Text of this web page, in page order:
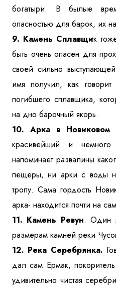
богатыри. В былые
опасностью для барок, их
9. Камень Сплавщик
быть очень опасен для
своей сильно
имя получил, как
погибшего сплавщика,
на дно барочный якорь.
10. Арка в Новиковом
красивейший и
напоминает развалины
пещеры, ни арки с воды
тропу. Сама гордость
арка- находится почти на
11. Камень Ревун. Один
размерам камней реки
12. Река Серебрянка.
дал сам Ермак,
удивительно чистая